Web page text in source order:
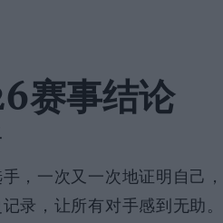
赛事结论
，一次又一次地证明自己，
录，让所有对手感到无助。